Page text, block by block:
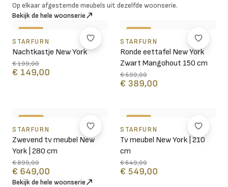
Op elkaar afgestemde meubels uit dezelfde woonserie.
Bekijk de hele woonserie
STARFURN
Nachtkastje New York
€ 199,00
€ 149,00
STARFURN
Ronde eettafel New York
Zwart Mangohout 150 cm
€ 599,00
€ 389,00
STARFURN
Zwevend tv meubel New
York | 280 cm
€ 899,00
€ 649,00
STARFURN
Tv meubel New York | 210
cm
€ 649,00
€ 549,00
Bekijk de hele woonserie